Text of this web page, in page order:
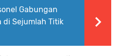
Gabungan
di Sejumlah Titik